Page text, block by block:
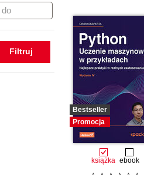
Bestseller
Promocja
książka ebook